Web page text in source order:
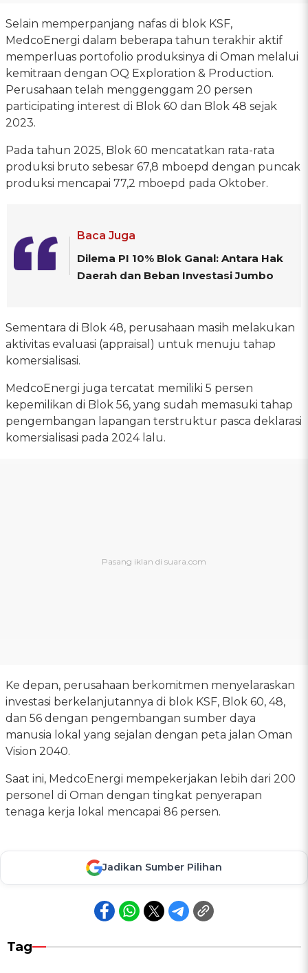
Selain memperpanjang nafas di blok KSF,
MedcoEnergi dalam beberapa tahun terakhir aktif
memperluas portofolio produksinya di Oman melalui
kemitraan dengan OQ Exploration & Production.
Perusahaan telah menggenggam 20 persen
participating interest di Blok 60 dan Blok 48 sejak
2023.
Pada tahun 2025, Blok 60 mencatatkan rata-rata
produksi bruto sebesar 67,8 mboepd dengan puncak
produksi mencapai 77,2 mboepd pada Oktober.
Baca Juga
Dilema PI 10% Blok Ganal: Antara Hak
Daerah dan Beban Investasi Jumbo
Sementara di Blok 48, perusahaan masih melakukan
aktivitas evaluasi (appraisal) untuk menuju tahap
komersialisasi.
MedcoEnergi juga tercatat memiliki 5 persen
kepemilikan di Blok 56, yang sudah memasuki tahap
pengembangan lapangan terstruktur pasca deklarasi
komersialisasi pada 2024 lalu.
Ke depan, perusahaan berkomitmen menyelaraskan
investasi berkelanjutannya di blok KSF, Blok 60, 48,
dan 56 dengan pengembangan sumber daya
manusia lokal yang sejalan dengan peta jalan Oman
Vision 2040.
Saat ini, MedcoEnergi mempekerjakan lebih dari 200
personel di Oman dengan tingkat penyerapan
tenaga kerja lokal mencapai 86 persen.
Jadikan Sumber Pilihan
Tag